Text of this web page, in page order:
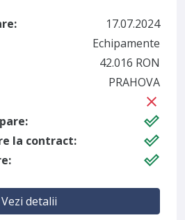
17.07.2024
Echipamente
42.016 RON
PRAHOVA
la contract:
Vezi detalii